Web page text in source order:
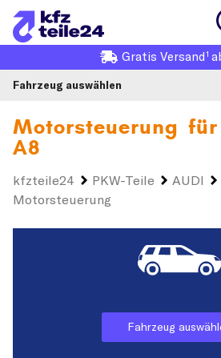
Gratis Versand1
Fahrzeug auswählen
Motorsteuerung
A8
kfzteile24 PKW-Teile AUDI
Motorsteuerung
Fahrzeug